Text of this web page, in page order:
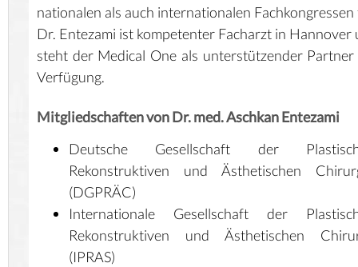
nationalen als auch internationalen Fachkongressen
Dr. Entezami ist kompetenter Facharzt in Hannover
steht der Medical One als unterstützender
Verfügung.
Mitgliedschaften von Dr. med. Aschkan Entezami
Deutsche Gesellschaft der
Rekonstruktiven und Ästhetischen
(DGPRÄC)
Internationale Gesellschaft der
Rekonstruktiven und Ästhetischen
(IPRAS)